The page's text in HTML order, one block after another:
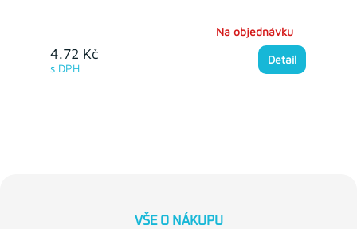
4.72 Kč
s DPH
Na objednávku
Detail
VŠE O NÁKUPU